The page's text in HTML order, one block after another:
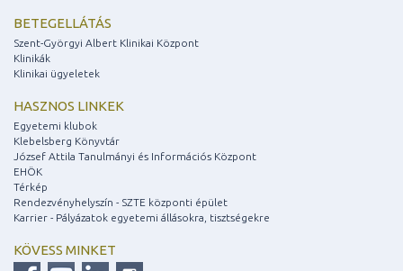
BETEGELLÁTÁS
Szent-Györgyi Albert Klinikai Központ
Klinikák
Klinikai ügyeletek
HASZNOS LINKEK
Egyetemi klubok
Klebelsberg Könyvtár
József Attila Tanulmányi és Információs Központ
EHÖK
Térkép
Rendezvényhelyszín - SZTE központi épület
Karrier - Pályázatok egyetemi állásokra, tisztségekre
KÖVESS MINKET